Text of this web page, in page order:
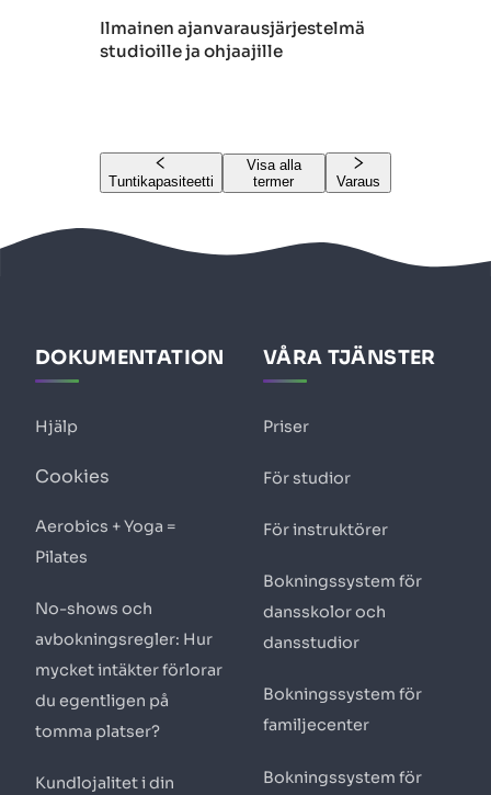
Ilmainen ajanvarausjärjestelmä
studioille ja ohjaajille
Tuntikapasiteetti
Visa alla
termer
Varaus
DOKUMENTATION
Hjälp
Cookies
Aerobics + Yoga =
Pilates
No-shows och
avbokningsregler: Hur
mycket intäkter förlorar
du egentligen på
tomma platser?
Kundlojalitet i din
VÅRA TJÄNSTER
Priser
För studior
För instruktörer
Bokningssystem för
dansskolor och
dansstudior
Bokningssystem för
familjecenter
Bokningssystem för